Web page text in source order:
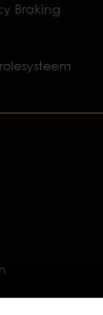
Braking